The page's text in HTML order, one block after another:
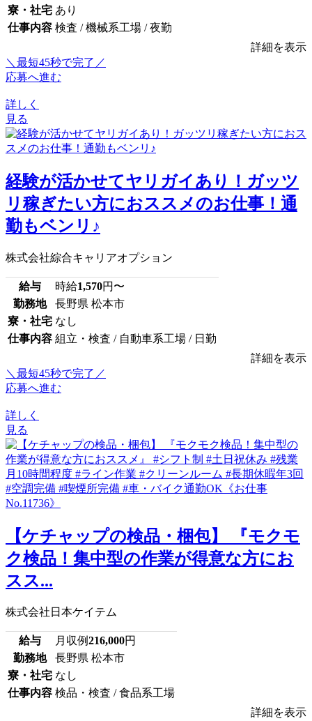
寮・社宅 あり
仕事内容 検査 / 機械系工場 / 夜勤
詳細を表示
＼最短45秒で完了／
応募へ進む
詳しく
見る
経験が活かせてヤリガイあり！ガッツ
リ稼ぎたい方におススメのお仕事！通
勤もベンリ♪
株式会社綜合キャリアオプション
給与 時給1,570円〜
勤務地
長野県 松本市
寮・社宅 なし
仕事内容 組立・検査 / 自動車系工場 / 日勤
詳細を表示
＼最短45秒で完了／
応募へ進む
詳しく
見る
【ケチャップの検品・梱包】 『モクモ
ク検品！集中型の作業が得意な方にお
スス...
株式会社日本ケイテム
給与 月収例216,000円
勤務地
長野県 松本市
寮・社宅 なし
仕事内容 検品・検査 / 食品系工場
詳細を表示